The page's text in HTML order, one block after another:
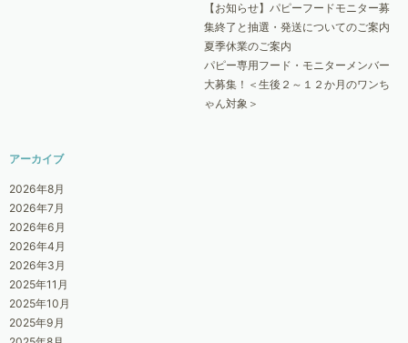
【お知らせ】パピーフードモニター募
集終了と抽選・発送についてのご案内
夏季休業のご案内
パピー専用フード・モニターメンバー
大募集！＜生後２～１２か月のワンち
ゃん対象＞
アーカイブ
2026年8月
2026年7月
2026年6月
2026年4月
2026年3月
2025年11月
2025年10月
2025年9月